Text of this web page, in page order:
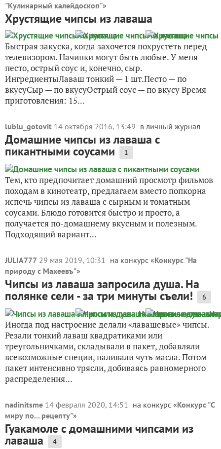
"Кулинарный калейдоскоп"»
Хрустящие чипсы из лаваша
Быстрая закуска, когда захочется похрустеть перед
телевизором. Начинки могут быть любые. У меня
песто, острый соус и, конечно, сыр.
ИнгредиентыЛаваш тонкий — 1 шт.Песто — по
вкусуСыр — по вкусуОстрый соус — по вкусу Время
приготовления: 15...
lublu_gotovit 14 октября 2016, 13:49 в личный журнал
Домашние чипсы из лаваша с
пикантными соусами 1
Тем, кто предпочитает домашний просмотр фильмов
походам в кинотеатр, предлагаем вместо попкорна
испечь чипсы из лаваша с сырным и томатным
соусами. Блюдо готовится быстро и просто, а
получается по-домашнему вкусным и полезным.
Подходящий вариант...
JULIA777 29 мая 2019, 10:31 на конкурс «Конкурс "На
природу с Махеевъ"»
Чипсы из лаваша запросила душа. На
полянке сели - за три минуты съели! 6
Иногда под настроение делали «лавашевые» чипсы.
Резали тонкий лаваш квадратиками или
треугольничками, складывали в пакет, добавляли
всевозможные специи, наливали чуть масла. Потом
пакет интенсивно трясли, добиваясь равномерного
распределения...
nadinitsme 14 февраля 2020, 14:51 на конкурс «Конкурс "С
миру по... рецепту"»
Гуакамоле с домашними чипсами из
лаваша 4